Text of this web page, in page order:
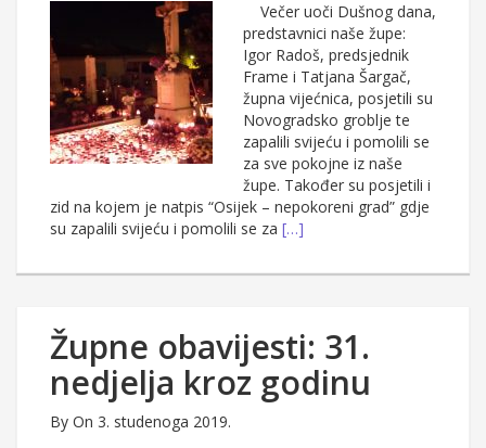
Večer uoči Dušnog dana,
predstavnici naše župe:
Igor Radoš, predsjednik
Frame i Tatjana Šargač,
župna vijećnica, posjetili su
Novogradsko groblje te
zapalili svijeću i pomolili se
za sve pokojne iz naše
župe. Također su posjetili i
zid na kojem je natpis “Osijek – nepokoreni grad” gdje
su zapalili svijeću i pomolili se za […]
Župne obavijesti: 31.
nedjelja kroz godinu
By On 3. studenoga 2019.